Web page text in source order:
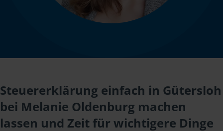
Steuererklärung einfach in Gütersloh
bei Melanie Oldenburg machen
lassen und Zeit für wichtigere Dinge